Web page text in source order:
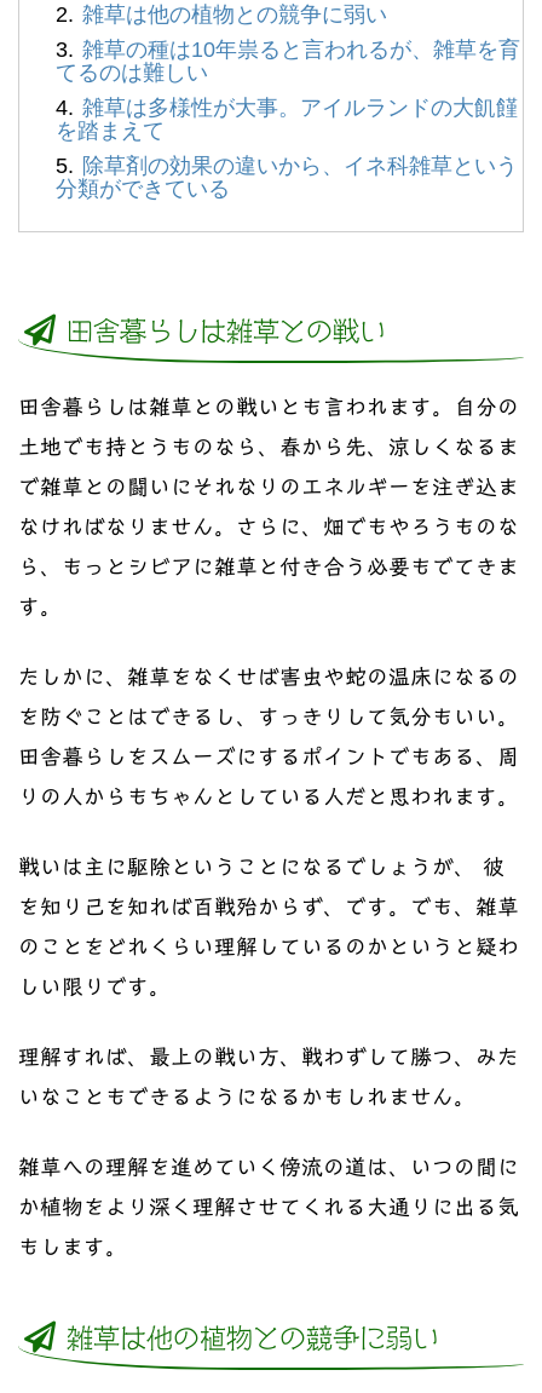
雑草は他の植物との競争に弱い
雑草の種は10年祟ると言われるが、雑草を育
てるのは難しい
雑草は多様性が大事。アイルランドの大飢饉
を踏まえて
除草剤の効果の違いから、イネ科雑草という
分類ができている
田舎暮らしは雑草との戦い
田舎暮らしは雑草との戦いとも言われます。自分の
土地でも持とうものなら、春から先、涼しくなるま
で雑草との闘いにそれなりのエネルギーを注ぎ込ま
なければなりません。さらに、畑でもやろうものな
ら、もっとシビアに雑草と付き合う必要もでてきま
す。
たしかに、雑草をなくせば害虫や蛇の温床になるの
を防ぐことはできるし、すっきりして気分もいい。
田舎暮らしをスムーズにするポイントでもある、周
りの人からもちゃんとしている人だと思われます。
戦いは主に駆除ということになるでしょうが、 彼
を知り己を知れば百戦殆からず、です。でも、雑草
のことをどれくらい理解しているのかというと疑わ
しい限りです。
理解すれば、最上の戦い方、戦わずして勝つ、みた
いなこともできるようになるかもしれません。
雑草への理解を進めていく傍流の道は、いつの間に
か植物をより深く理解させてくれる大通りに出る気
もします。
雑草は他の植物との競争に弱い